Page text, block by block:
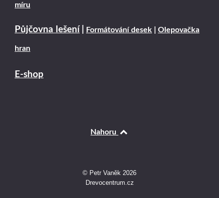
míru
Půjčovna lešení Formátování desek Olepovačka
hran
E-shop
Nahoru
© Petr Vaněk 2026
Drevocentrum.cz